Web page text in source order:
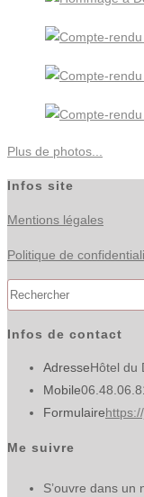
Plus de photos...
Infos site
Mentions légales
Politique de
Infos de contact
AdresseHôtel du
Mobile
Formulaire
Me suivre
S’ouvre dans un